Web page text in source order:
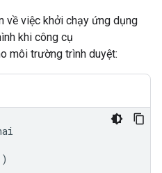
về việc khởi chạy ứng dụng
khi công cụ
môi trường trình duyệt: